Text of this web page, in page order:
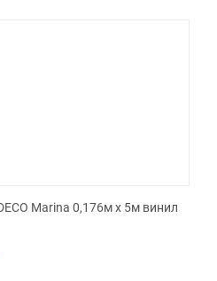
Marina 0,176м х 5м винил